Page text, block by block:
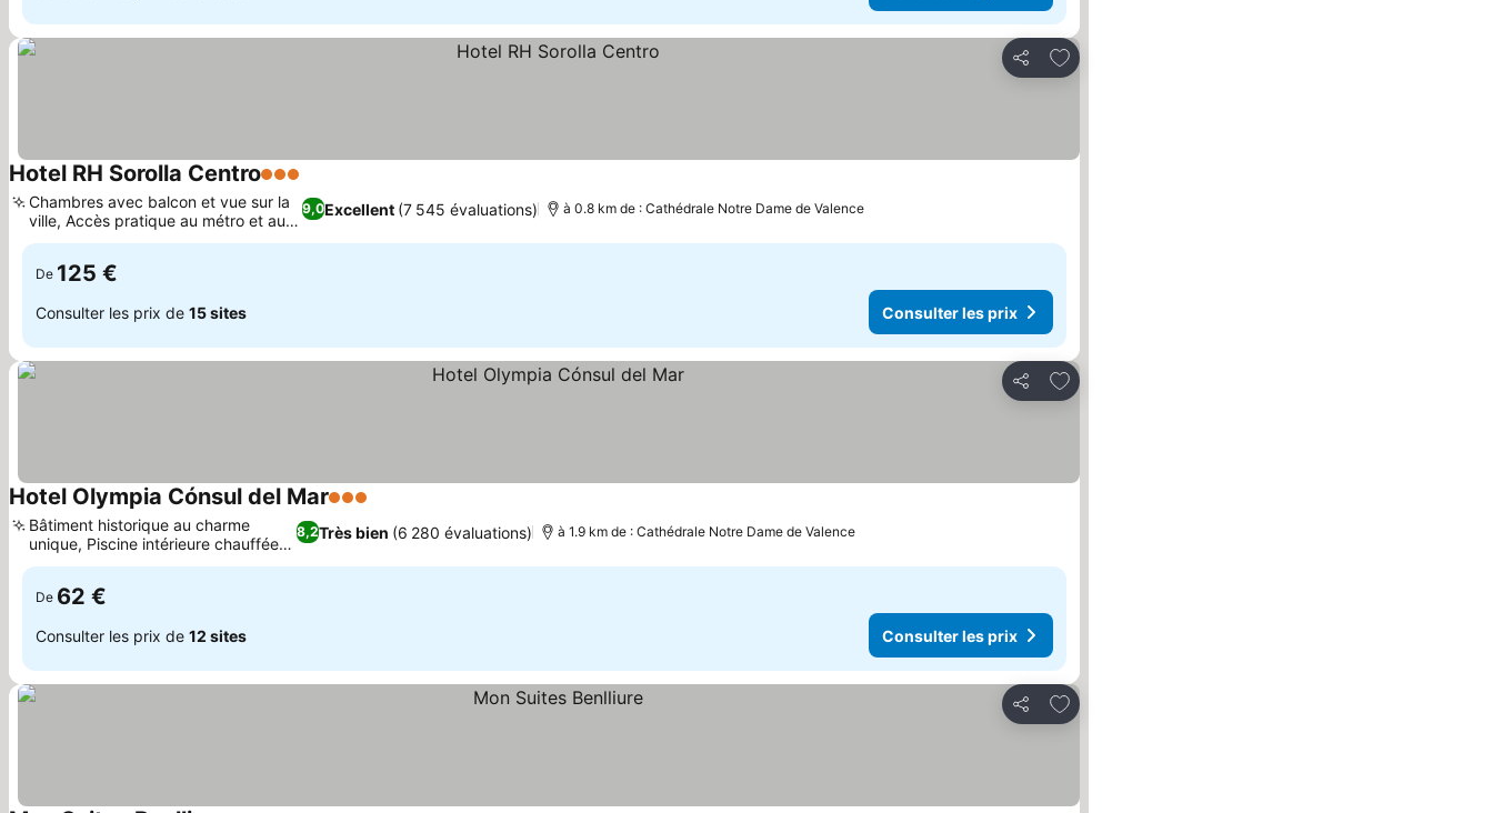
Partager
Ajouter à mes favoris
Hotel RH Sorolla Centro3 Étoiles
9,0Excellent (7 545 évaluations)
Chambres avec balcon et vue sur la
ville, Accès pratique au métro et au
train
à 0.8 km de : Cathédrale Notre Dame de Valence
De 125 €
Consulter les prix de 15 sites Consulter les prix
Partager
Ajouter à mes favoris
Hotel Olympia Cónsul del Mar3 Étoiles
8,2Très bien (6 280 évaluations)
Bâtiment historique au charme
unique, Piscine intérieure chauffée
et sauna
à 1.9 km de : Cathédrale Notre Dame de Valence
De 62 €
Consulter les prix de 12 sites Consulter les prix
Partager
Ajouter à mes favoris